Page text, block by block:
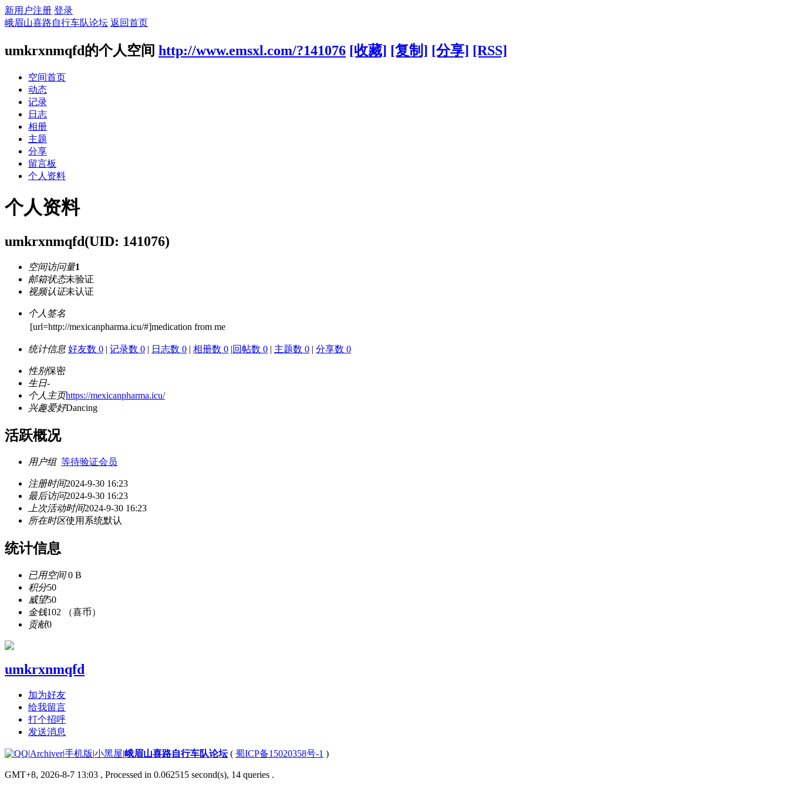
新用户注册 登录
峨眉山喜路自行车队论坛 返回首页
umkrxnmqfd的个人空间 http://www.emsxl.com/?141076 [收藏] [复制] [分享] [RSS]
空间首页
动态
记录
日志
相册
主题
分享
留言板
个人资料
个人资料
umkrxnmqfd(UID: 141076)
空间访问量1
邮箱状态未验证
视频认证未认证
个人签名
[url=http://mexicanpharma.icu/#]medication from me
统计信息 好友数 0 | 记录数 0 | 日志数 0 | 相册数 0 |回帖数 0 | 主题数 0 | 分享数 0
性别保密
生日-
个人主页https://mexicanpharma.icu/
兴趣爱好Dancing
活跃概况
用户组 等待验证会员
注册时间2024-9-30 16:23
最后访问2024-9-30 16:23
上次活动时间2024-9-30 16:23
所在时区使用系统默认
统计信息
已用空间0 B
积分50
威望50
金钱102 （喜币）
贡献0
umkrxnmqfd
加为好友
给我留言
打个招呼
发送消息
|Archiver|手机版|小黑屋|峨眉山喜路自行车队论坛( 蜀ICP备15020358号-1 )
GMT+8, 2026-8-7 13:03 , Processed in 0.062515 second(s), 14 queries .